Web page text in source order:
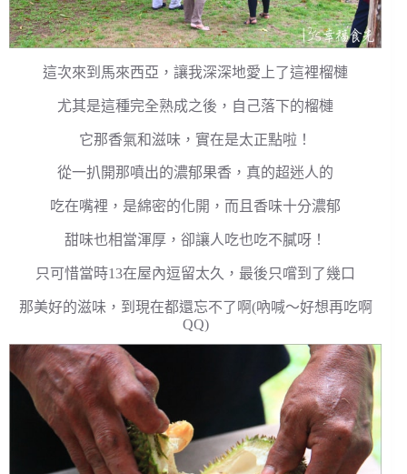
這次來到馬來西亞，讓我深深地愛上了這裡榴槤
尤其是這種完全熟成之後，自己落下的榴槤
它那香氣和滋味，實在是太正點啦！
從一扒開那噴出的濃郁果香，真的超迷人的
吃在嘴裡，是綿密的化開，而且香味十分濃郁
甜味也相當渾厚，卻讓人吃也吃不膩呀！
只可惜當時13在屋內逗留太久，最後只嚐到了幾口
那美好的滋味，到現在都還忘不了啊(吶喊～好想再吃啊
QQ)